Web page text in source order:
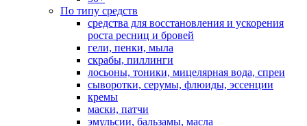
По типу средств
средства для восстановления и ускорения
роста ресниц и бровей
гели, пенки, мыла
скрабы, пиллинги
лосьоны, тоники, мицелярная вода, спреи
сыворотки, серумы, флюиды, эссенции
кремы
маски, патчи
эмульсии, бальзамы, масла